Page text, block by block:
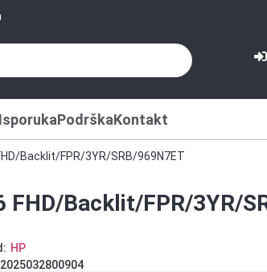
IsporukaPodrškaKontakt
Backlit/FPR/3YR/SRB/969N7ET
Backlit/FPR/3YR/
HP
2025032800904